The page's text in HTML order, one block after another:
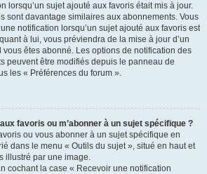
lorsqu’un sujet ajouté aux favoris était mis à jour.
sont davantage similaires aux abonnements. Vous
notification lorsqu’un sujet ajouté aux favoris est
à lui, vous préviendra de la mise à jour d’un
vous êtes abonné. Les options de notification des
peuvent être modifiés depuis le panneau de
les « Préférences du forum ».
favoris ou m’abonner à un sujet spécifique ?
ou vous abonner à un sujet spécifique en
dans le menu « Outils du sujet », situé en haut et
illustré par une image.
cochant la case « Recevoir une notification